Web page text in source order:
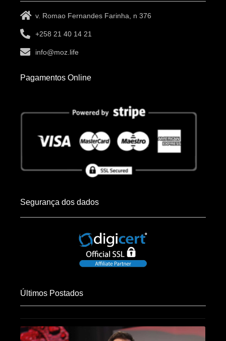
v. Romao Fernandes Farinha, n 376
+258 21 40 14 21
info@moz.life
Pagamentos Online
Segurança dos dados
Últimos Postados